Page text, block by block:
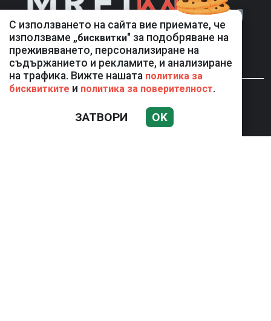
С използването на сайта вие приемате, че
използваме „бисквитки" за подобряване на
преживяването, персонализиране на
съдържанието и рекламите, и анализиране
на трафика. Вижте нашата политика за
бисквитките и политика за поверителност.
ЗАТВОРИ OK
КОМЕНТАР
ЖЪЛТО